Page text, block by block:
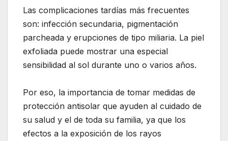
Las complicaciones tardías más frecuentes
son: infección secundaria, pigmentación
parcheada y erupciones de tipo miliaria. La piel
exfoliada puede mostrar una especial
sensibilidad al sol durante uno o varios años.
Por eso, la importancia de tomar medidas de
protección antisolar que ayuden al cuidado de
su salud y el de toda su familia, ya que los
efectos a la exposición de los rayos